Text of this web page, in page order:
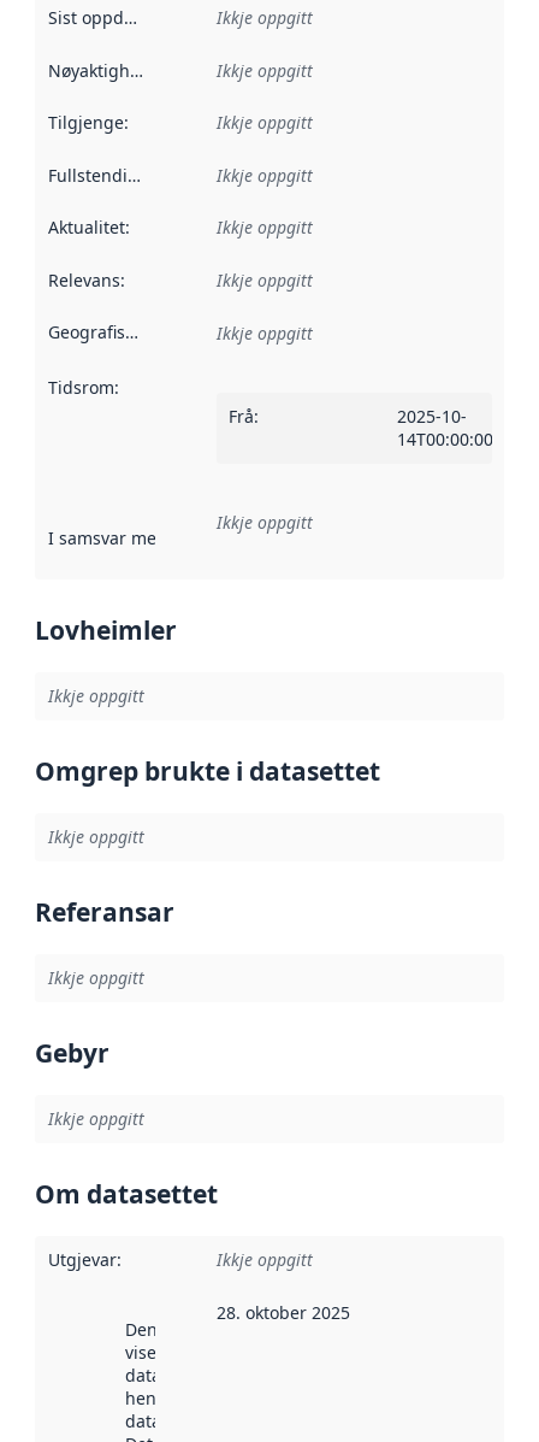
Sist oppdatert Ikkje oppgitt
Nøyaktigheit Ikkje oppgitt
Tilgjenge: Ikkje oppgitt
Fullstendigheit Ikkje oppgitt
Aktualitet: Ikkje oppgitt
Relevans: Ikkje oppgitt
Geografisk område Ikkje oppgitt
Tidsrom:
Frå:
2025-10-
14T00:00:00Z
I samsvar med Referanse til ei implementeringsregel eller
Ikkje oppgitt
Lovheimler
Ikkje oppgitt
Omgrep brukte i datasettet
Ikkje oppgitt
Referansar
Ikkje oppgitt
Gebyr
Ikkje oppgitt
Om datasettet
Utgjevar: Ikkje oppgitt
Denne datoen
viser når
datasettet vart
henta inn av
data.norge.no.
28. oktober 2025